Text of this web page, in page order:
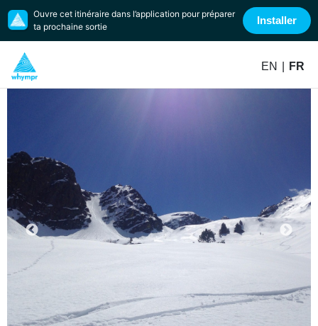
EN FR
Ouvre cet itinéraire dans l’application pour préparer
ta prochaine sortie
Installer